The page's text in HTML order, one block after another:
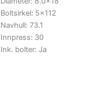
Boltsirkel: 5×112
Navhull: 73.1
Innpress: 30
Ink. bolter: Ja